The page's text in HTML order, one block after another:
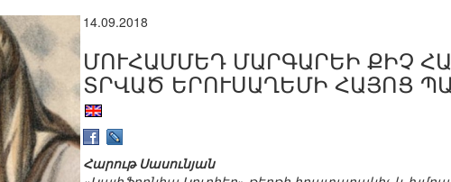
14.09.2018
ՄՈՒՀԱՄՄԵԴ ՄԱՐԳԱՐԵԻ ՔԻՉ
ՏՐՎԱԾ ԵՐՈՒՍԱՂԵՄԻ ՀԱՅՈՑ
Հարութ Սասունյան